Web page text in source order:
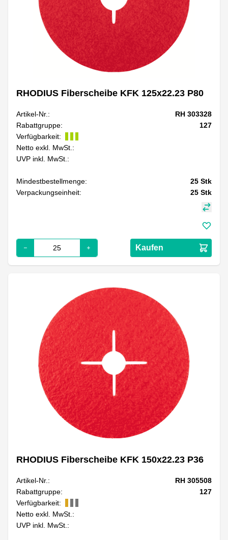
RHODIUS Fiberscheibe KFK 125x22.23 P80
Artikel-Nr.:
RH 303328
Rabattgruppe:
127
Verfügbarkeit:
Netto exkl. MwSt.:
UVP inkl. MwSt.:
Mindestbestellmenge: 25 Stk
Verpackungseinheit:
25 Stk
Kaufen
RHODIUS Fiberscheibe KFK 150x22.23 P36
Artikel-Nr.:
RH 305508
Rabattgruppe:
127
Verfügbarkeit:
Netto exkl. MwSt.:
UVP inkl. MwSt.: